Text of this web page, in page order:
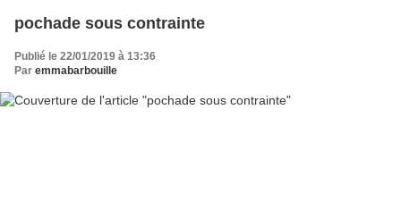
pochade sous contrainte
Publié le 22/01/2019 à 13:36
Par emmabarbouille